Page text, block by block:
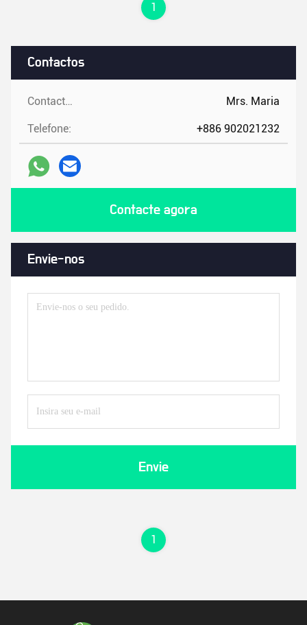
Contactos
Contactos: Mrs. Maria
Telefone: +886 902021232
Contacte agora
Envie-nos
Envie
1
1